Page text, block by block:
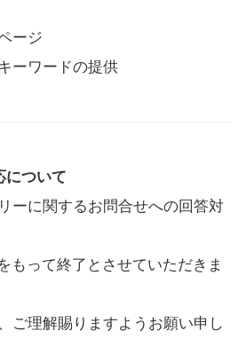
ージ
ーワードの提供
について
ーに関するお問合せへの回答対
もって終了とさせていただきま
ご理解賜りますようお願い申し